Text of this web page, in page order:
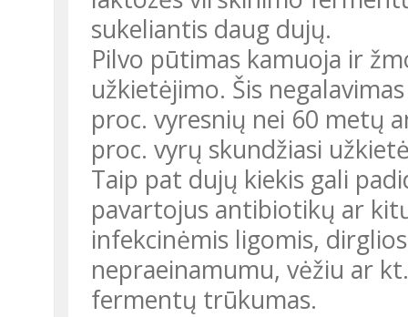
sukeliantis daug dujų.
Pilvo pūtimas kamuoja ir
užkietėjimo. Šis
proc. vyresnių nei 60 metų
proc. vyrų skundžiasi
Taip pat dujų kiekis gali
pavartojus antibiotikų ar
infekcinėmis ligomis,
nepraeinamumu, vėžiu ar
fermentų trūkumas.